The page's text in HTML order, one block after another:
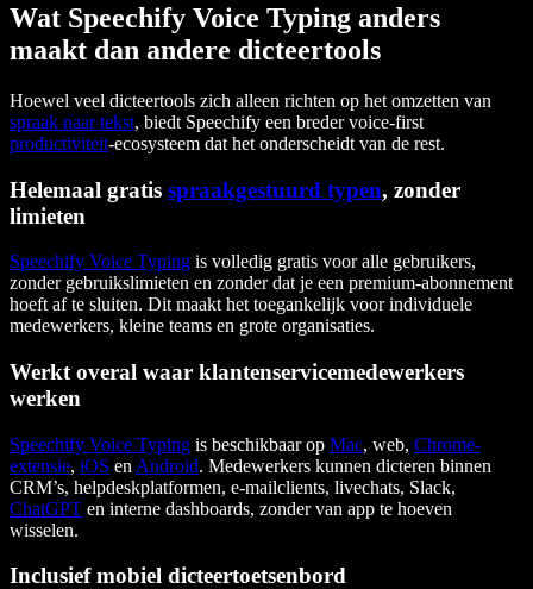
Wat Speechify Voice Typing anders
maakt dan andere dicteertools
Hoewel veel dicteertools zich alleen richten op het omzetten van
spraak naar tekst, biedt Speechify een breder voice-first
productiviteit-ecosysteem dat het onderscheidt van de rest.
Helemaal gratis spraakgestuurd typen, zonder
limieten
Speechify Voice Typing is volledig gratis voor alle gebruikers,
zonder gebruikslimieten en zonder dat je een premium-abonnement
hoeft af te sluiten. Dit maakt het toegankelijk voor individuele
medewerkers, kleine teams en grote organisaties.
Werkt overal waar klantenservicemedewerkers
werken
Speechify Voice Typing is beschikbaar op Mac, web, Chrome-
extensie, iOS en Android. Medewerkers kunnen dicteren binnen
CRM’s, helpdeskplatformen, e-mailclients, livechats, Slack,
ChatGPT en interne dashboards, zonder van app te hoeven
wisselen.
Inclusief mobiel dicteertoetsenbord